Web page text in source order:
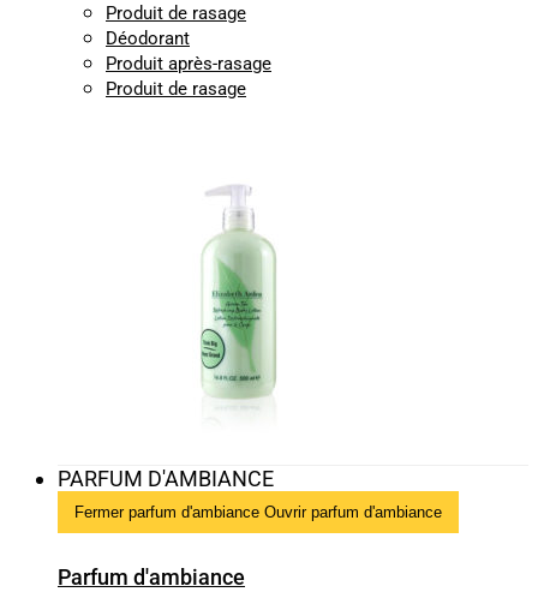
Produit de rasage
Déodorant
Produit après-rasage
Produit de rasage
PARFUM D'AMBIANCE
Fermer parfum d'ambiance Ouvrir parfum d'ambiance
Parfum d'ambiance